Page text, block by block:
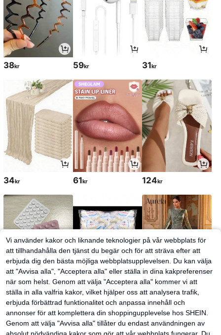
38kr 59kr 31kr
34kr 61kr 124kr
28kr 30 kr 2 139kr
Vi använder kakor och liknande teknologier på vår webbplats för
att tillhandahålla den tjänst du begär och för att sträva efter att
erbjuda dig den bästa möjliga webbplatsupplevelsen. Du kan välja
att "Avvisa alla", "Acceptera alla" eller ställa in dina kakpreferenser
när som helst. Genom att välja "Acceptera alla" kommer vi att
ställa in alla valfria kakor, vilket hjälper oss att analysera trafik,
erbjuda förbättrad funktionalitet och anpassa innehåll och
annonser för att komplettera din shoppingupplevelse hos SHEIN.
Genom att välja "Avvisa alla" tillåter du endast användningen av